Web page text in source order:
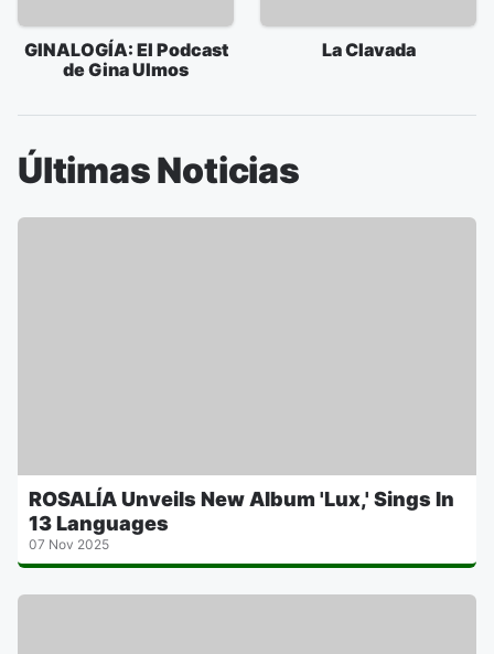
GINALOGÍA: El Podcast
de Gina Ulmos
La Clavada
Últimas Noticias
ROSALÍA Unveils New Album 'Lux,' Sings In
13 Languages
07 Nov 2025